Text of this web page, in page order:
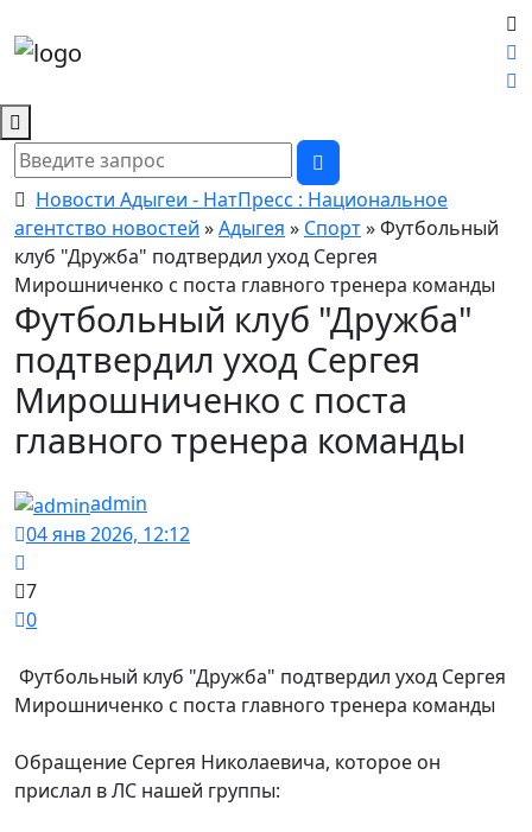
Новости Адыгеи - НатПресс : Национальное
агентство новостей »Адыгея » Спорт» Футбольный
клуб "Дружба" подтвердил уход Сергея
Мирошниченко с поста главного тренера команды
Футбольный клуб "Дружба"
подтвердил уход Сергея
Мирошниченко с поста
главного тренера команды
admin
04 янв 2026, 12:12
7
0
Футбольный клуб "Дружба" подтвердил уход Сергея
Мирошниченко с поста главного тренера команды
Обращение Сергея Николаевича, которое он
прислал в ЛС нашей группы: